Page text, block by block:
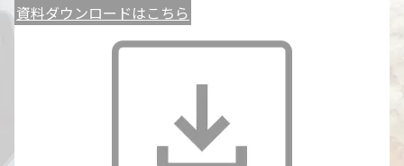
資料ダウンロードはこちら